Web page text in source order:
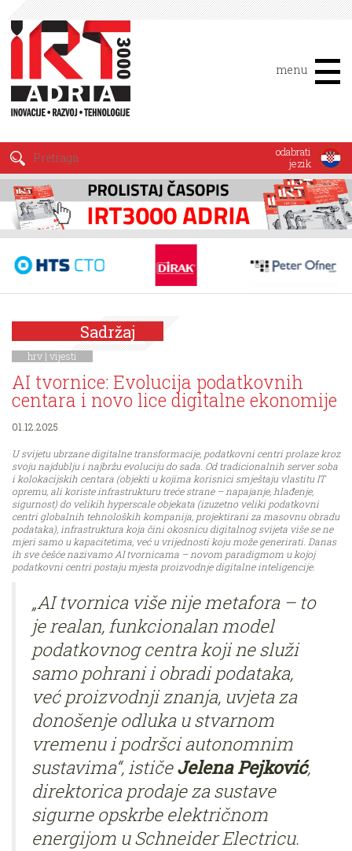
menu
odabrati
jezik
Sadržaj
hrv | vijesti
AI tvornice: Evolucija podatkovnih
centara i novo lice digitalne ekonomije
01.12.2025
U svijetu ubrzane digitalne transformacije, podatkovni centri prolaze kroz
svoju najdublju i najbržu evoluciju do sada. Od tradicionalnih server soba
i kolokacijskih centara (objekti u kojima korisnici smještaju vlastitu IT
opremu, ali koriste infrastrukturu treće strane – napajanje, hlađenje,
sigurnost) do velikih hyperscale objekata (izuzetno veliki podatkovni
centri globalnih tehnoloških kompanija, projektirani za masovnu obradu
podataka), infrastruktura koja čini okosnicu digitalnog svijeta više se ne
mjeri samo u kapacitetima, već u vrijednosti koju može generirati. Danas
ih sve češće nazivamo AI tvornicama – novom paradigmom u kojoj
podatkovni centri postaju mjesta proizvodnje digitalne inteligencije.
„AI tvornica više nije metafora – to
je realan, funkcionalan model
podatkovnog centra koji ne služi
samo pohrani i obradi podataka,
već proizvodnji znanja, uvjeta za
donošenje odluka u stvarnom
vremenu i podršci autonomnim
sustavima“, ističeJelena Pejković,
direktorica prodaje za sustave
sigurne opskrbe električnom
energijom u Schneider Electricu.